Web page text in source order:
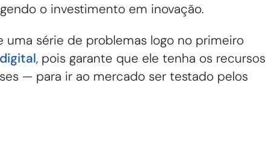
o investimento em inovação.
uma série de problemas logo no primeiro
, pois garante que ele tenha os recursos
— para ir ao mercado ser testado pelos